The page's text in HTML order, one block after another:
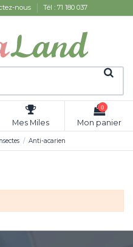
nous Tél : 71 180 037
Mes Miles
0
Mon panier
Anti-acarien